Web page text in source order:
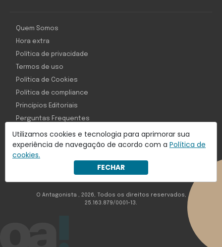
Utilizamos cookies e tecnologia para aprimorar sua
experiência de navegação de acordo com a Política de
cookies.
FECHAR
Com inteligência e tecnologia:
Object1ve - Marketing Solution
Quem Somos
Hora extra
Política de privacidade
Termos de uso
Política de Cookies
Política de compliance
Princípios Editoriais
Perguntas Frequentes
O Antagonista , 2026, Todos os direitos reservados,
25.163.879/0001-13.